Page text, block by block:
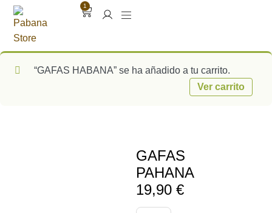
1
“GAFAS HABANA” se ha añadido a tu carrito.
Ver carrito
GAFAS
PAHANA
19,90 €